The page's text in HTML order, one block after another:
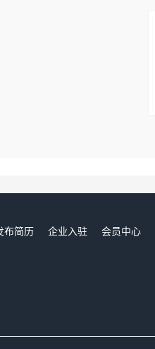
布简历 企业入驻 会员中心